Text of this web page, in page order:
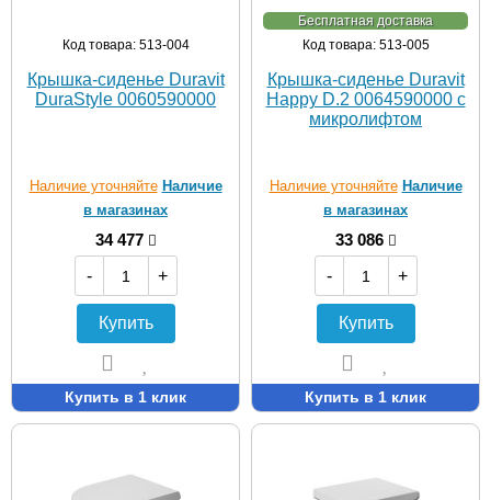
Код товара: 513-004
Крышка-сиденье Duravit
DuraStyle 0060590000
Наличие уточняйте Наличие
в магазинах
34 477
-
+
Купить
Купить в 1 клик
Бесплатная доставка
Код товара: 513-005
Крышка-сиденье Duravit
Happy D.2 0064590000 с
микролифтом
Наличие уточняйте Наличие
в магазинах
33 086
-
+
Купить
Купить в 1 клик